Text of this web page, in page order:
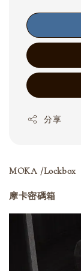
分享
MOKA /Lockbox
摩卡密碼箱